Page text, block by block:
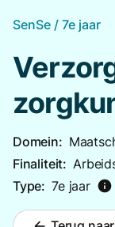
SenSe / 7e jaar
Domein:
Finaliteit:
Type: 7e jaar info